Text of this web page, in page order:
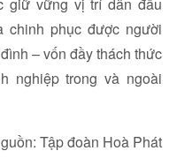
chinh phục được người
– vốn đầy thách thức
nghiệp trong và ngoài
Tập đoàn Hoà Phát